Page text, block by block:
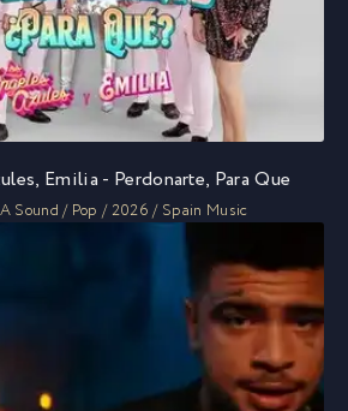
Emilia - Perdonarte, Para Que
Sound / Pop / 2026 / Spain Music